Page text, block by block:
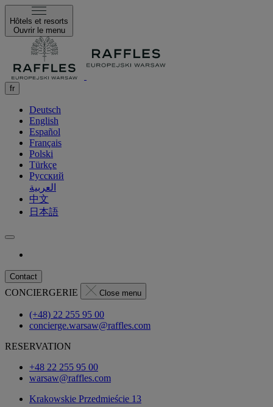
Hôtels et resorts
Ouvrir le menu
fr
Deutsch
English
Español
Français
Polski
Türkçe
Русский
العربية
中文
日本語
Contact
CONCIERGERIE Close menu
(+48) 22 255 95 00
concierge.warsaw@raffles.com
RESERVATION
+48 22 255 95 00
warsaw@raffles.com
Krakowskie Przedmieście 13